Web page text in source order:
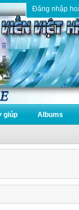
Đăng nhập
giúp Albums